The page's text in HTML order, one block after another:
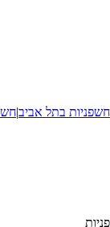
חשפניות בתל אביב|